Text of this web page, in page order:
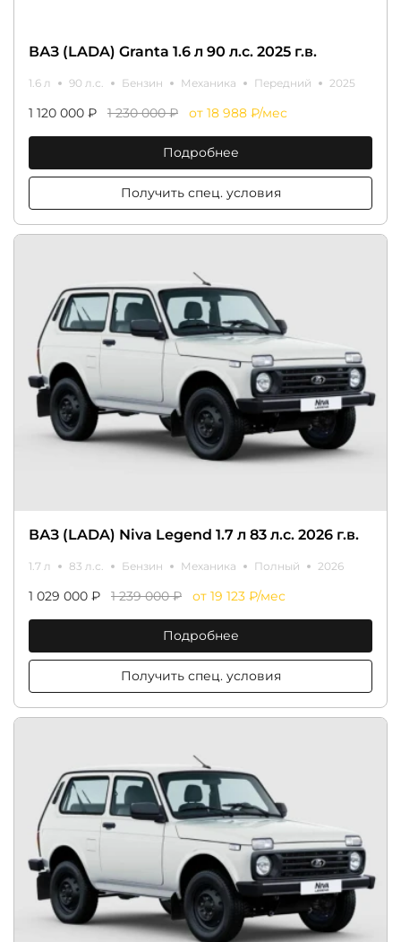
ВАЗ (LADA) Granta 1.6 л 90 л.с. 2025 г.в.
1.6 л 90 л.с. Бензин Механика Передний 2025
1 120 000 ₽ 1 230 000 ₽ от 18 988 ₽/мес
Подробнее
Получить спец. условия
ВАЗ (LADA) Niva Legend 1.7 л 83 л.с. 2026 г.в.
1.7 л 83 л.с. Бензин Механика Полный 2026
1 029 000 ₽ 1 239 000 ₽ от 19 123 ₽/мес
Подробнее
Получить спец. условия